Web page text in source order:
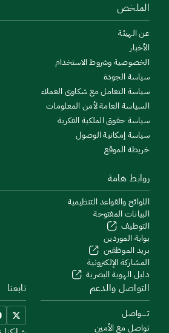
الملخص
عن الهيئة
الأخبار
الخصوصية وشروط الاستخدام
سياسة الجودة
سياسة التعامل مع شكاوى العملاء
السياسة العامة لأمن المعلومات
سياسة حقوق الملكية الفكرية
سياسة إمكانية الوصول
خريطة الموقع
روابط هامة
اللوائح والقواعد التنظيمية
البيانات المفتوحة
التوظيف
بوابة الموردين
بريد الموظفين
المشاركة الإلكترونية
دليل الهوية البصرية
التواصل والدعم
تــــواصل
تواصل مع الأمين
تابعنا